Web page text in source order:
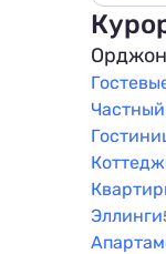
800
Эллинги